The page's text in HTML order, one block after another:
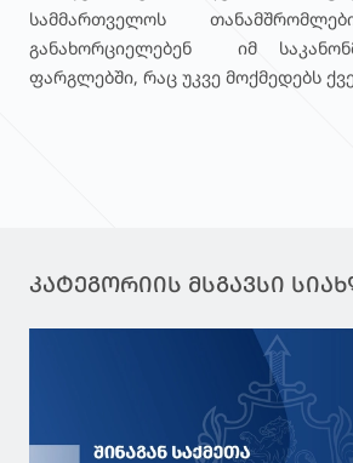
სამმართველოს
განახორციელებენ იმ
ფარგლებში, რაც უკვე მოქმედებს
ᲙᲐᲢᲔᲒᲝᲠᲘᲘᲡ ᲛᲡᲒᲐᲕᲡᲘ